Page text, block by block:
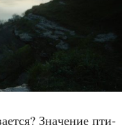
Зна­че­ние пти­